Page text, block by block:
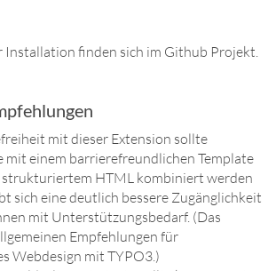
Installation finden sich im Github Projekt.
mit dieser Extension sollte
mit einem barrierefreundlichen Template
HTML kombiniert werden
sich eine deutlich bessere Zugänglichkeit
mit Unterstützungsbedarf. (Das
Empfehlungen für
Webdesign mit TYPO3.)